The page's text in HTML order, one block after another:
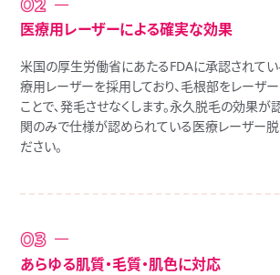
医療用レーザーによる確実な効果
米国の厚生労働省にあたるFDAに承認されて
療用レーザーを採用しており、毛根部をレーザ
ことで､発毛させなくします。永久脱毛の効果が
関のみで仕様が認められている医療レーザー
ださい。
あらゆる肌質・毛質・肌色に対応